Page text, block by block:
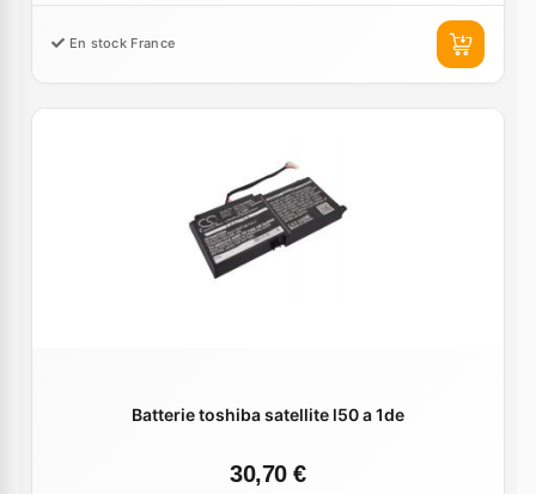
En stock France
Batterie toshiba satellite l50 a 1de
30,70 €